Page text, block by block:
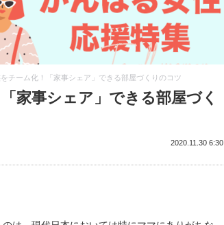
チーム化！「家事シェア」できる部屋づくりのコツ
家事シェア」できる部屋づく
2020.11.30 6:30